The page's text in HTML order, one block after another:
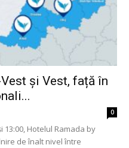
și Vest, față în
0
13:00, Hotelul Ramada by
de înalt nivel între